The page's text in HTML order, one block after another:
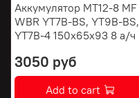
Аккумулятор MT12-8 MF
WBR YT7B-BS, YT9B-BS,
YT7B-4 150х65х93 8 а/ч
3050 руб
Add to cart